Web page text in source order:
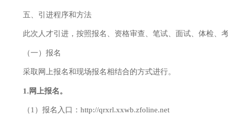
五 、引进程序和方法
此次 人才引进，按照报名、资格审查、 笔试、面试 、体检、
（一）报名
采取网上报名和现场报名相结合的方式进行。
1.网上报名。
（1）报名入口：http://qrxrl.xxwb.zfoline.net